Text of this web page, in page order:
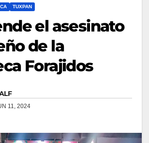
TUXPAN
el asesinato
de la
Forajidos
11, 2024